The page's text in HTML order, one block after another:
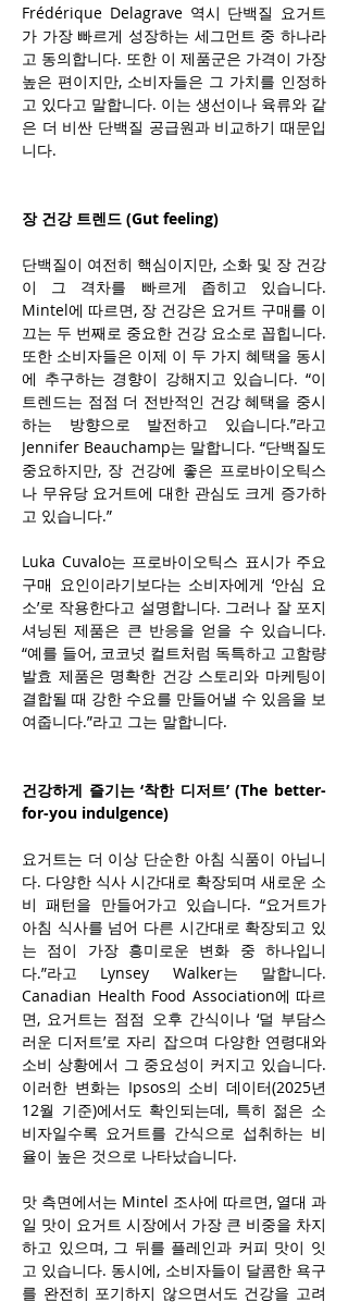
Frédérique Delagrave 역시 단백질 요거트
가 가장 빠르게 성장하는 세그먼트 중 하나라
고 동의합니다. 또한 이 제품군은 가격이 가장
높은 편이지만, 소비자들은 그 가치를 인정하
고 있다고 말합니다. 이는 생선이나 육류와 같
은 더 비싼 단백질 공급원과 비교하기 때문입
니다.
장 건강 트렌드 (Gut feeling)
단백질이 여전히 핵심이지만, 소화 및 장 건강
이 그 격차를 빠르게 좁히고 있습니다.
Mintel에 따르면, 장 건강은 요거트 구매를 이
끄는 두 번째로 중요한 건강 요소로 꼽힙니다.
또한 소비자들은 이제 이 두 가지 혜택을 동시
에 추구하는 경향이 강해지고 있습니다. “이
트렌드는 점점 더 전반적인 건강 혜택을 중시
하는 방향으로 발전하고 있습니다.”라고
Jennifer Beauchamp는 말합니다. “단백질도
중요하지만, 장 건강에 좋은 프로바이오틱스
나 무유당 요거트에 대한 관심도 크게 증가하
고 있습니다.”
Luka Cuvalo는 프로바이오틱스 표시가 주요
구매 요인이라기보다는 소비자에게 ‘안심 요
소’로 작용한다고 설명합니다. 그러나 잘 포지
셔닝된 제품은 큰 반응을 얻을 수 있습니다.
“예를 들어, 코코넛 컬트처럼 독특하고 고함량
발효 제품은 명확한 건강 스토리와 마케팅이
결합될 때 강한 수요를 만들어낼 수 있음을 보
여줍니다.”라고 그는 말합니다.
건강하게 즐기는 ‘착한 디저트’ (The better-
for-you indulgence)
요거트는 더 이상 단순한 아침 식품이 아닙니
다. 다양한 식사 시간대로 확장되며 새로운 소
비 패턴을 만들어가고 있습니다. “요거트가
아침 식사를 넘어 다른 시간대로 확장되고 있
는 점이 가장 흥미로운 변화 중 하나입니
다.”라고 Lynsey Walker는 말합니다.
Canadian Health Food Association에 따르
면, 요거트는 점점 오후 간식이나 ‘덜 부담스
러운 디저트’로 자리 잡으며 다양한 연령대와
소비 상황에서 그 중요성이 커지고 있습니다.
이러한 변화는 Ipsos의 소비 데이터(2025년
12월 기준)에서도 확인되는데, 특히 젊은 소
비자일수록 요거트를 간식으로 섭취하는 비
율이 높은 것으로 나타났습니다.
맛 측면에서는 Mintel 조사에 따르면, 열대 과
일 맛이 요거트 시장에서 가장 큰 비중을 차지
하고 있으며, 그 뒤를 플레인과 커피 맛이 잇
고 있습니다. 동시에, 소비자들이 달콤한 욕구
를 완전히 포기하지 않으면서도 건강을 고려